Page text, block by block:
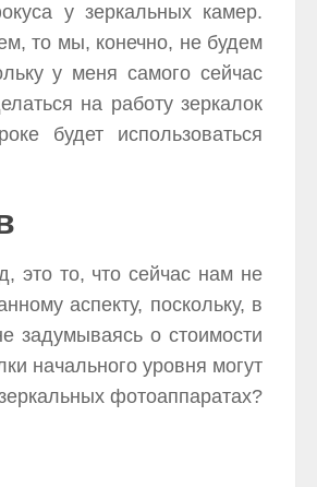
у зеркальных камер.
то мы, конечно, не будем
у меня самого сейчас
на работу зеркалок
будет использоваться
это то, что сейчас нам не
аспекту, поскольку, в
задумываясь о стоимости
начального уровня могут
фотоаппаратах?